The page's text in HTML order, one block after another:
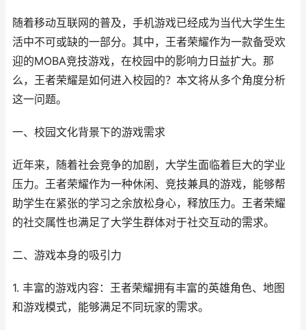
随着移动互联网的普及，手机游戏已经成为当代大学生生
活中不可或缺的一部分。其中，王者荣耀作为一款备受欢
迎的MOBA竞技游戏，在校园中的影响力日益扩大。那
么，王者荣耀是如何进入校园的？本文将从多个角度分析
这一问题。
一、校园文化背景下的游戏需求
近年来，随着社会竞争的加剧，大学生面临着巨大的学业
压力。王者荣耀作为一种休闲、竞技兼具的游戏，能够帮
助学生在紧张的学习之余放松身心，释放压力。王者荣耀
的社交属性也满足了大学生群体对于社交互动的需求。
二、游戏本身的吸引力
1. 丰富的游戏内容：王者荣耀拥有丰富的英雄角色、地图
和游戏模式，能够满足不同玩家的需求。